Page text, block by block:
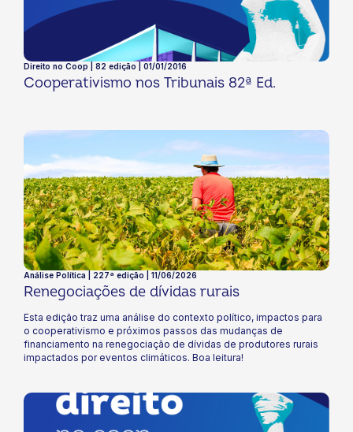
Direito no Coop | 82 edição | 01/01/2016
Cooperativismo nos Tribunais 82ª Ed.
Análise Política | 227ª edição | 11/06/2026
Renegociações de dívidas rurais
Esta edição traz uma análise do contexto político, impactos para
o cooperativismo e próximos passos das mudanças de
financiamento na renegociação de dívidas de produtores rurais
impactados por eventos climáticos. Boa leitura!